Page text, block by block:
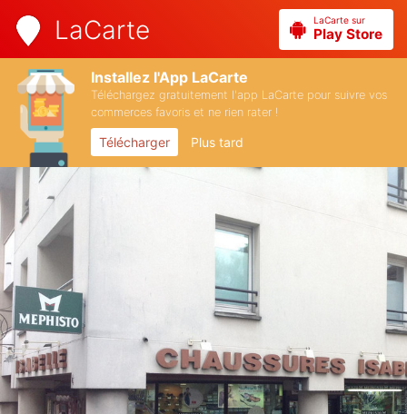
LaCarte LaCarte sur
Play Store
Installez l'App LaCarte
Téléchargez gratuitement l'app LaCarte pour suivre vos
commerces favoris et ne rien rater !
Télécharger Plus tard